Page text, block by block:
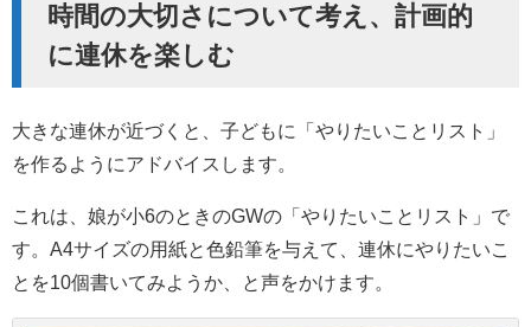
時間の大切さについて考え、計画的
に連休を楽しむ
大きな連休が近づくと、子どもに「やりたいことリスト」
を作るようにアドバイスします。
これは、娘が小6のときのGWの「やりたいことリスト」で
す。A4サイズの用紙と色鉛筆を与えて、連休にやりたいこ
とを10個書いてみようか、と声をかけます。